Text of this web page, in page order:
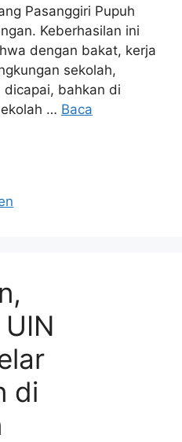
Pasanggiri Pupuh
Keberhasilan ini
dengan bakat, kerja
sekolah,
bahkan di
… Baca
di